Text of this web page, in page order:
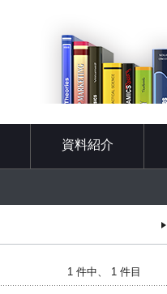
資料紹介
1 件中、 1 件目